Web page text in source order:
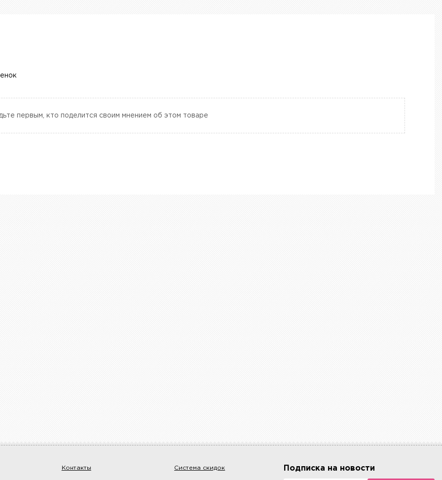
первым, кто поделится своим мнением об этом товаре
Контакты Система скидок Подписка на новости